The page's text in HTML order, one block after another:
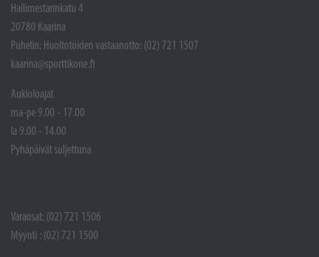
Hallimestarinkatu 4
20780 Kaarina
Puhelin: Huoltotöiden vastaanotto: (02) 721 1507
kaarina@sporttikone.fi
Aukioloajat
ma-pe 9.00 - 17.00
la 9.00 - 14.00
Pyhäpäivät suljettuna
Varaosat: (02) 721 1506
Myynti : (02) 721 1500